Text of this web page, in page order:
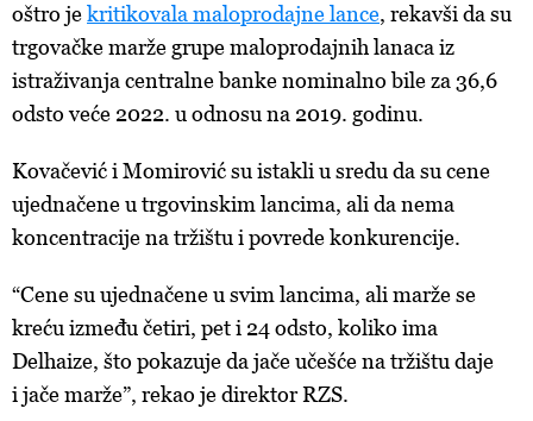
oštro jekritikovala maloprodajne lance, rekavši da su
trgovačke marže grupe maloprodajnih lanaca iz
istraživanja centralne banke nominalno bile za 36,6
odsto veće 2022. u odnosu na 2019. godinu.
Kovačević i Momirović su istakli u sredu da su cene
ujednačene u trgovinskim lancima, ali da nema
koncentracije na tržištu i povrede konkurencije.
“Cene su ujednačene u svim lancima, ali marže se
kreću između četiri, pet i 24 odsto, koliko ima
Delhaize, što pokazuje da jače učešće na tržištu daje
i jače marže”, rekao je direktor RZS.